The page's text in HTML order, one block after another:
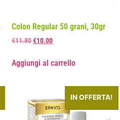
Colon Regular 50 grani, 30gr
€11.80€10.00
Aggiungi al carrello
IN OFFERTA!